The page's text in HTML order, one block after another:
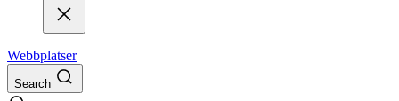
Webbplatser
Search